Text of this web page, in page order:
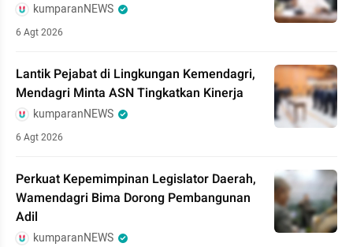
kumparanNEWS
6 Agt 2026
Lantik Pejabat di Lingkungan Kemendagri,
Mendagri Minta ASN Tingkatkan Kinerja
kumparanNEWS
6 Agt 2026
Perkuat Kepemimpinan Legislator Daerah,
Wamendagri Bima Dorong Pembangunan
Adil
kumparanNEWS